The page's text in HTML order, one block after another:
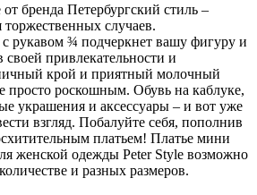
от бренда Петербургский стиль –
случаев.
рукавом ¾ подчеркнет вашу фигуру и
своей привлекательности и
крой и приятный молочный
просто роскошным. Обувь на каблуке,
украшения и аксессуары – и вот уже
взгляд. Побалуйте себя, пополнив
платьем! Платье мини
женской одежды Peter Style возможно
и разных размеров.